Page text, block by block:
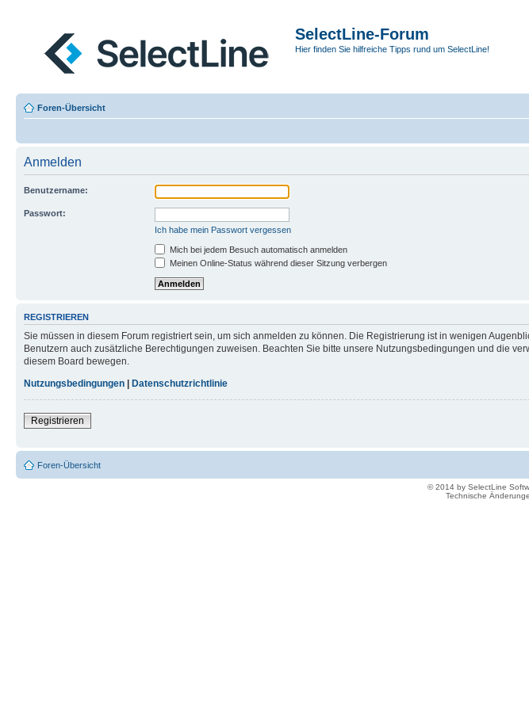
SelectLine-Forum
Hier finden Sie hilfreiche Tipps rund um SelectLine!
Foren-Übersicht
Anmelden
Benutzername:
Passwort:
Ich habe mein Passwort vergessen
Mich bei jedem Besuch automatisch anmelden
Meinen Online-Status während dieser Sitzung verbergen
REGISTRIEREN
Sie müssen in diesem Forum registriert sein, um sich anmelden zu können. Die Registrierung ist in wenigen
Benutzern auch zusätzliche Berechtigungen zuweisen. Beachten Sie bitte unsere Nutzungsbedingungen und die
diesem Board bewegen.
Nutzungsbedingungen | Datenschutzrichtlinie
Registrieren
Foren-Übersicht
© 2014 by SelectLine
Technische